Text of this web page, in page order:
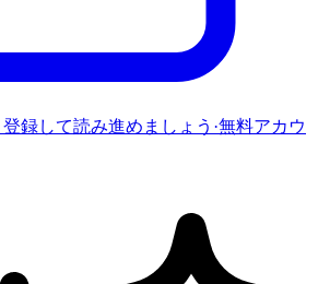
録して読み進めましょう ·無料アカウ